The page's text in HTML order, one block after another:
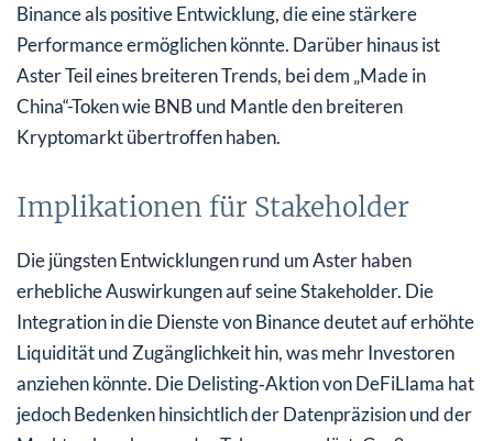
Binance als positive Entwicklung, die eine stärkere
Performance ermöglichen könnte. Darüber hinaus ist
Aster Teil eines breiteren Trends, bei dem „Made in
China“-Token wie BNB und Mantle den breiteren
Kryptomarkt übertroffen haben.
Implikationen für Stakeholder
Die jüngsten Entwicklungen rund um Aster haben
erhebliche Auswirkungen auf seine Stakeholder. Die
Integration in die Dienste von Binance deutet auf erhöhte
Liquidität und Zugänglichkeit hin, was mehr Investoren
anziehen könnte. Die Delisting‑Aktion von DeFiLlama hat
jedoch Bedenken hinsichtlich der Datenpräzision und der